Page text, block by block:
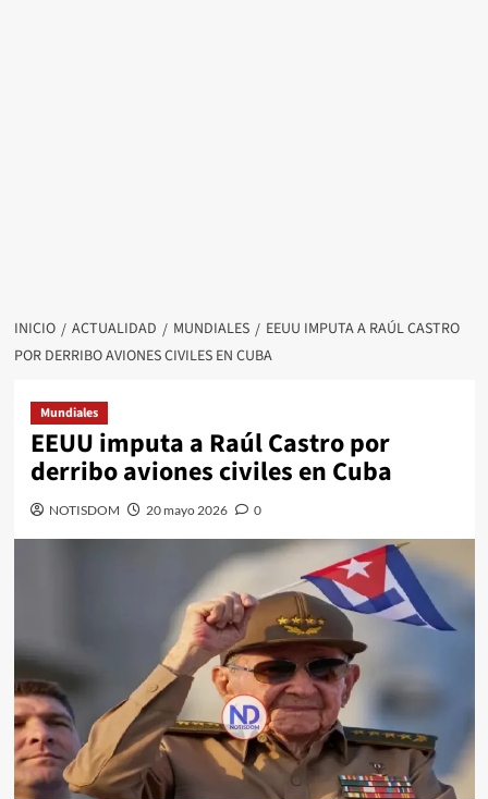
INICIO ACTUALIDAD MUNDIALES
EEUU IMPUTA A RAÚL CASTRO
POR DERRIBO AVIONES CIVILES EN CUBA
Mundiales
EEUU imputa a Raúl Castro por
derribo aviones civiles en Cuba
NOTISDOM 20 mayo 2026 0